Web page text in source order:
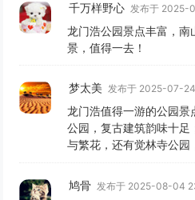
千万样野心 发布于 2025-
龙门浩公园景点丰富，
景，值得一去！
梦太美 发布于 2025-07-
龙门浩值得一游的公园
公园，复古建筑韵味十
与繁花，还有觉林寺公
鸠骨 发布于 2025-08-04